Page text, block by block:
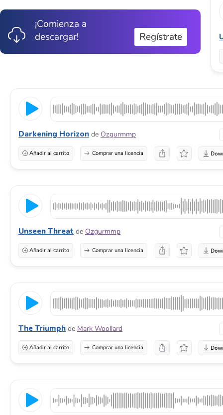
¡Comienza a
descargar!
Regístrate
Darkening Horizon de Ozgurmmp
Añadir al carrito Comprar una licencia
Unseen Threat de Ozgurmmp
Añadir al carrito Comprar una licencia
The Triumph de Mark Woollard
Añadir al carrito Comprar una licencia